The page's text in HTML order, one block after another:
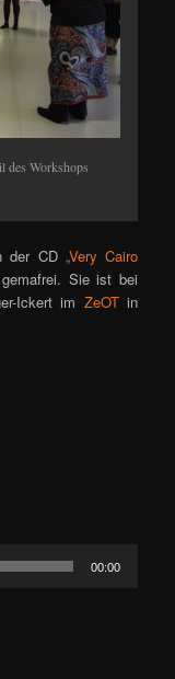
des Workshops
der CD„Very Cairo
Sie ist bei
Ickert im ZeOTin
00:00